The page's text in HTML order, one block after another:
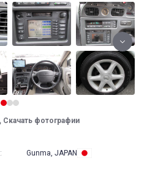
Скачать фотографии
: Gunma, JAPAN